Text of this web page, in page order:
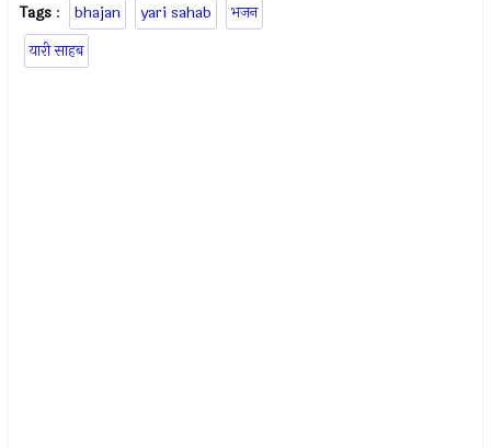
Tags : bhajan yari sahab
भजन
यारी साहब